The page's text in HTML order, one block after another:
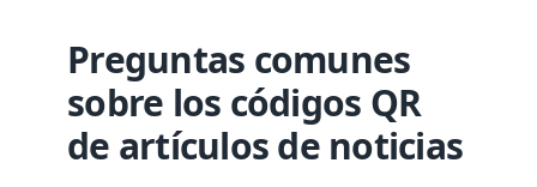
Preguntas comunes
sobre los códigos QR
de artículos de noticias